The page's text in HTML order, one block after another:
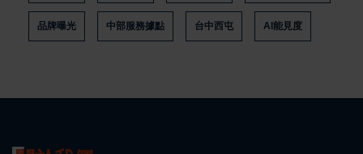
品牌曝光 中部服務據點 台中西屯 AI能見度